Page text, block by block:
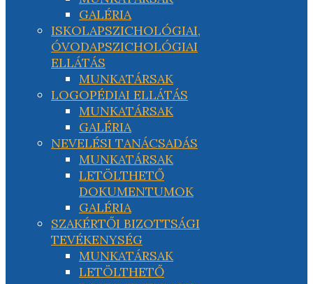
GALÉRIA
ISKOLAPSZICHOLÓGIAI,
ÓVODAPSZICHOLÓGIAI
ELLÁTÁS
MUNKATÁRSAK
LOGOPÉDIAI ELLÁTÁS
MUNKATÁRSAK
GALÉRIA
NEVELÉSI TANÁCSADÁS
MUNKATÁRSAK
LETÖLTHETŐ
DOKUMENTUMOK
GALÉRIA
SZAKÉRTŐI BIZOTTSÁGI
TEVÉKENYSÉG
MUNKATÁRSAK
LETÖLTHETŐ